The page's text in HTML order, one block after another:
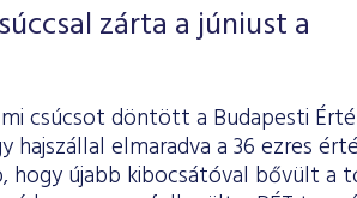
zárta a júniust a
csúcsot döntött a Budapesti
hajszállal elmaradva a 36 ezres
hogy újabb kibocsátóval bővült a